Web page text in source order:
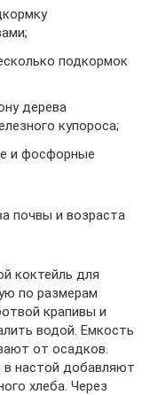
подкормок
дерева
купороса;
и фосфорные
почвы и возраста
коктейль для
по размерам
крапивы и
водой. Емкость
от осадков.
настой добавляют
хлеба. Через